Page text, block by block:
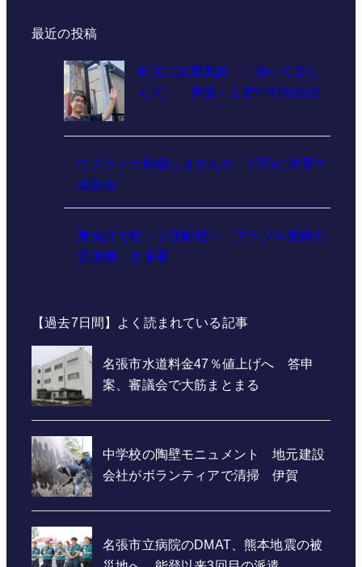
最近の投稿
軒先に鉄製風鈴 「歩いて楽し
んで」 伊賀・上野中町商店街
ウクライナ刺繍しませんか 22日に伊賀で
体験会
無免許で軽トラ運転疑い ブラジル国籍の
男逮捕 名張署
【過去7日間】よく読まれている記事